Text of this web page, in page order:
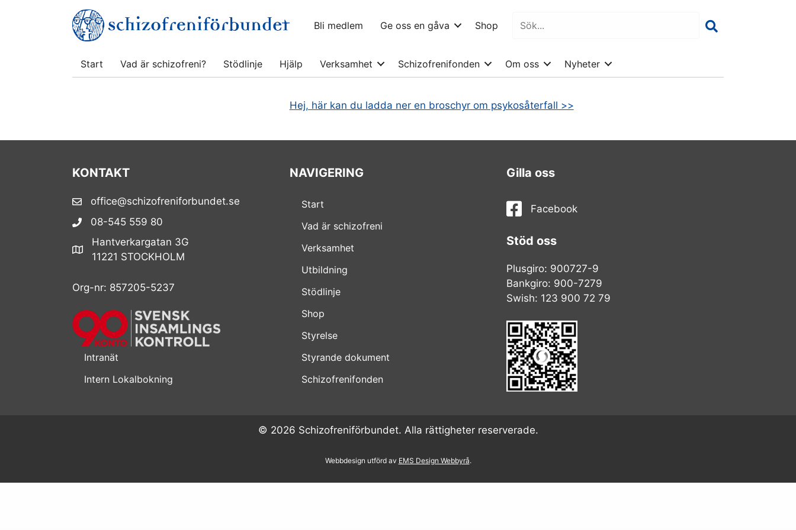
Bli medlem Ge oss en gåva Shop
Start Vad är schizofreni? Stödlinje Hjälp Verksamhet Schizofrenifonden Om oss Nyheter
Hej, här kan du ladda ner en broschyr om psykosåterfall >>
KONTAKT
office@schizofreniforbundet.se
08-545 559 80
Hantverkargatan 3G
11221 STOCKHOLM
Org-nr: 857205-5237
Intranät
Intern Lokalbokning
NAVIGERING
Start
Vad är schizofreni
Verksamhet
Utbildning
Stödlinje
Shop
Styrelse
Styrande dokument
Schizofrenifonden
Gilla oss
Facebook
Stöd oss
Plusgiro: 900727-9
Bankgiro: 900-7279
Swish: 123 900 72 79
© 2026 Schizofreniförbundet. Alla rättigheter reserverade.
Webbdesign utförd av EMS Design Webbyrå.